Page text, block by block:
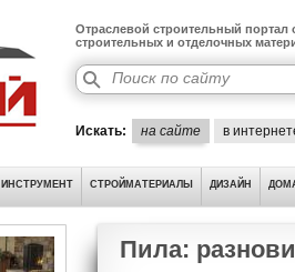
Отраслевой строительный портал
строительных и отделочных
Искать: на сайте в
ИНСТРУМЕНТ СТРОЙМАТЕРИАЛЫ ДИЗАЙН
Пила: